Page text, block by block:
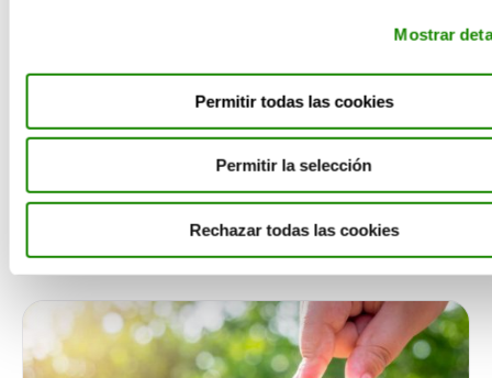
Mostrar
Permitir todas las cookies
Permitir la selección
Rechazar todas las cookies
Compartir
Te puede interesar